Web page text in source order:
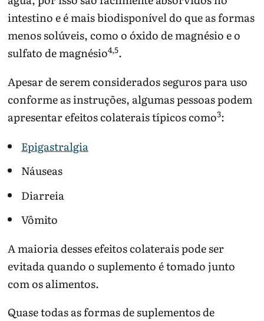
intestino e é mais biodisponível do que as formas
menos solúveis, como o óxido de magnésio e o
sulfato de magnésio4,5.
Apesar de serem considerados seguros para uso ​​
conforme as instruções, algumas pessoas podem
apresentar efeitos colaterais típicos como3:
Epigastralgia
Náuseas
Diarreia
Vômito
A maioria desses efeitos colaterais pode ser
evitada quando o suplemento é tomado junto
com os alimentos.
Quase todas as formas de suplementos de